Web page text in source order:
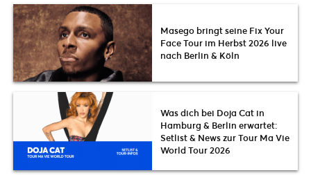
Masego bringt seine Fix Your
Face Tour im Herbst 2026 live
nach Berlin & Köln
Was dich bei Doja Cat in
Hamburg & Berlin erwartet:
Setlist & News zur Tour Ma Vie
World Tour 2026